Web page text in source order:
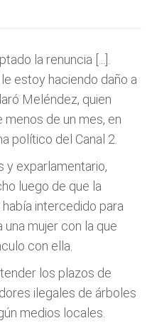
la renuncia [...].
estoy haciendo daño a
Meléndez, quien
menos de un mes, en
político del Canal 2.
y exparlamentario,
luego de que la
intercedido para
mujer con la que
con ella.
los plazos de
ilegales de árboles
medios locales.